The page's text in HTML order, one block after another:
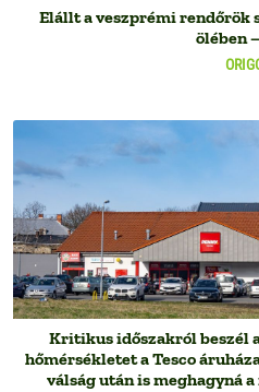
Elállt a veszprémi rendőrök
ölében
Kritikus időszakról beszél
hőmérsékletet a Tesco
válság után is meghagyná